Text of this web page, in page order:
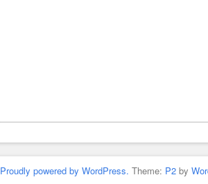
Proudly powered by WordPress. Theme: P2 by